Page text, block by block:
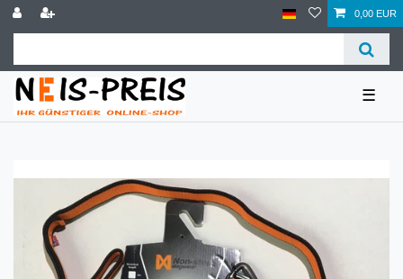
0,00 EUR
☰